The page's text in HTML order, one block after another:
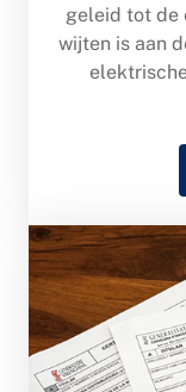
geleid tot de
wijten is aan